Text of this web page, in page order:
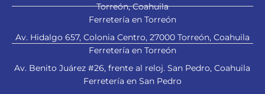
Torreón, Coahuila
Ferretería en Torreón
Av. Hidalgo 657, Colonia Centro, 27000 Torreón, Coahuila
Ferretería en Torreón
Av. Benito Juárez #26, frente al reloj. San Pedro, Coahuila
Ferretería en San Pedro